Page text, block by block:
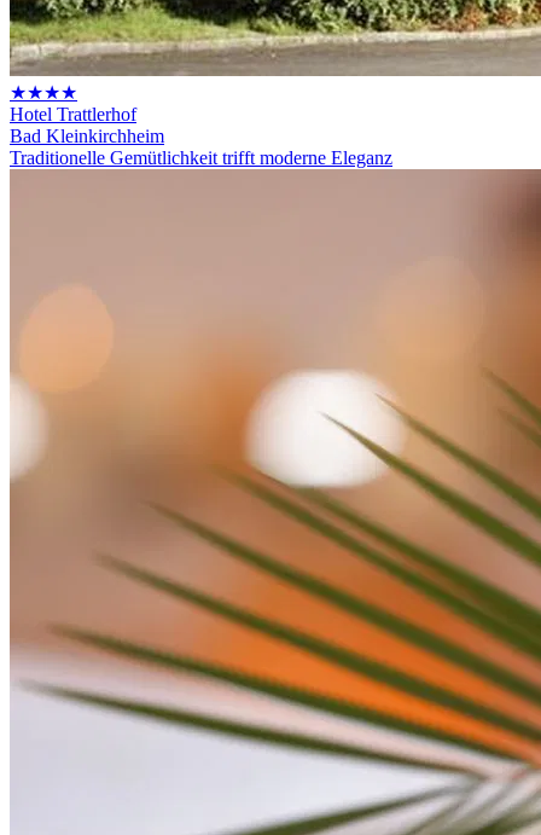
★★★★
Hotel Trattlerhof
Bad Kleinkirchheim
Traditionelle Gemütlichkeit trifft moderne Eleganz